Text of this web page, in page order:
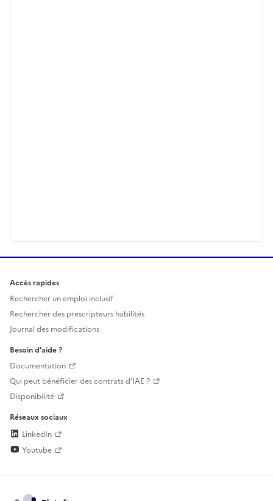
Accès rapides
Rechercher un emploi inclusif
Rechercher des prescripteurs habilités
Journal des modifications
Besoin d'aide ?
Documentation
Qui peut bénéficier des contrats d'IAE ?
Disponibilité
Réseaux sociaux
LinkedIn
Youtube